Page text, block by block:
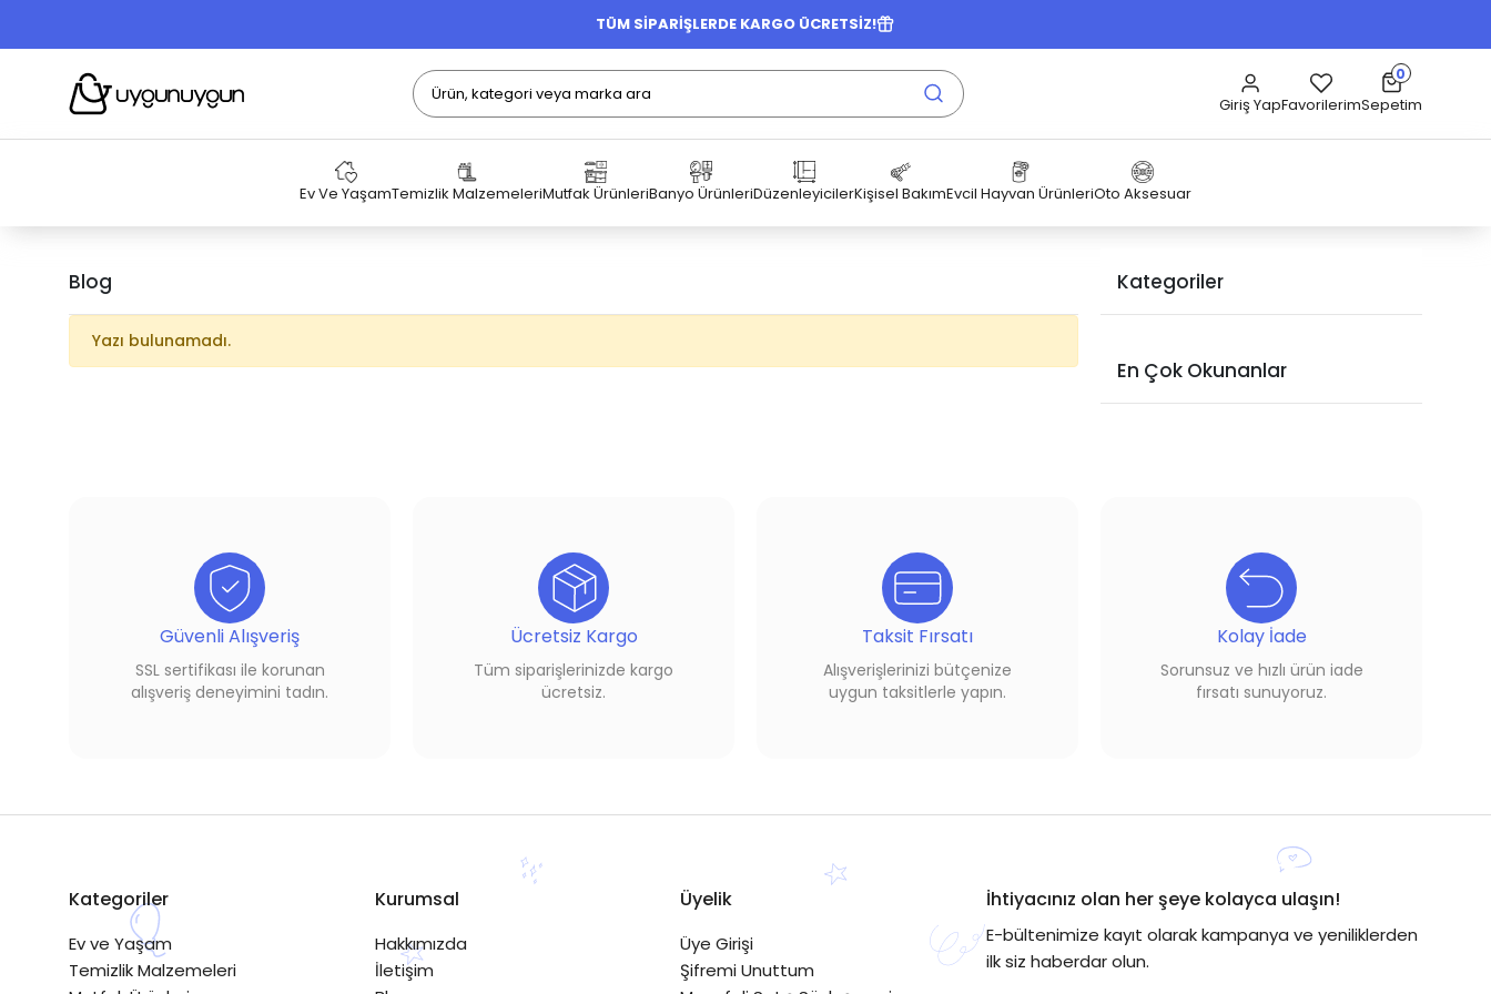
TÜM SİPARİŞLERDE KARGO ÜCRETSİZ!
Giriş YapFavorilerim
0
Sepetim
Ev Ve YaşamTemizlik MalzemeleriMutfak ÜrünleriBanyo ÜrünleriDüzenleyicilerKişisel BakımEvcil Hayvan ÜrünleriOto Aksesuar
Blog
Yazı bulunamadı.
Kategoriler
En Çok Okunanlar
Güvenli Alışveriş
SSL sertifikası ile korunan
alışveriş deneyimini tadın.
Ücretsiz Kargo
Tüm siparişlerinizde kargo
ücretsiz.
Taksit Fırsatı
Alışverişlerinizi bütçenize
uygun taksitlerle yapın.
Kolay İade
Sorunsuz ve hızlı ürün iade
fırsatı sunuyoruz.
Kategoriler
Ev ve Yaşam
Temizlik Malzemeleri
Kurumsal
Hakkımızda
İletişim
Üyelik
Üye Girişi
Şifremi Unuttum
İhtiyacınız olan her şeye kolayca ulaşın!
E-bültenimize kayıt olarak kampanya ve yeniliklerden
ilk siz haberdar olun.